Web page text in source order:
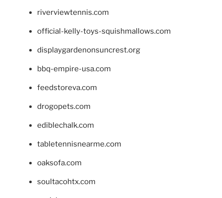
riverviewtennis.com
official-kelly-toys-squishmallows.com
displaygardenonsuncrest.org
bbq-empire-usa.com
feedstoreva.com
drogopets.com
ediblechalk.com
tabletennisnearme.com
oaksofa.com
soultacohtx.com